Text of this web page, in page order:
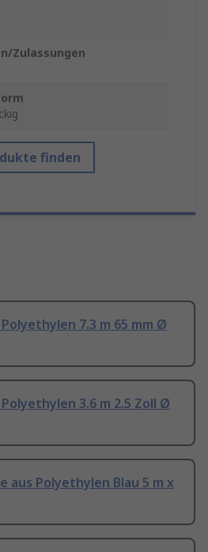
Zulassungen
finden
7.3 m 65 mm Ø
3.6 m 2.5 Zoll Ø
aus Polyethylen Blau 5 m x